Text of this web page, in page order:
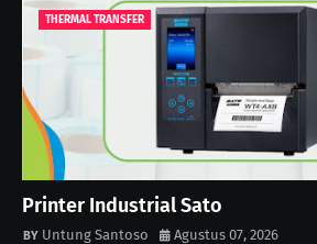
THERMAL TRANSFER
Printer Industrial Sato
Untung Santoso Agustus 07, 2026